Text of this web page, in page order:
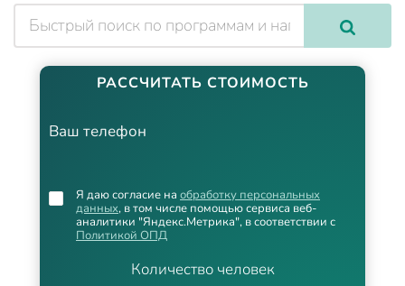
РАССЧИТАТЬ СТОИМОСТЬ
Ваш телефон
Количество человек
Я даю согласие на обработку персональных
данных, в том числе помощью сервиса веб-
аналитики "Яндекс.Метрика", в соответствии с
Политикой ОПД